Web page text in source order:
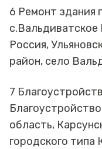
6 Ремонт здания
Россия,
район, село
7
область,
городского типа